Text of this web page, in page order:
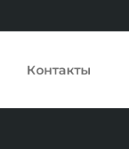
Контакты